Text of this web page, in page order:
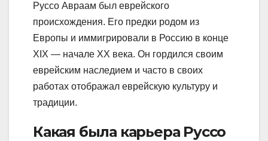
Руссо Авраам был еврейского
происхождения. Его предки родом из
Европы и иммигрировали в Россию в конце
XIX — начале XX века. Он гордился своим
еврейским наследием и часто в своих
работах отображал еврейскую культуру и
традиции.
Какая была карьера Руссо